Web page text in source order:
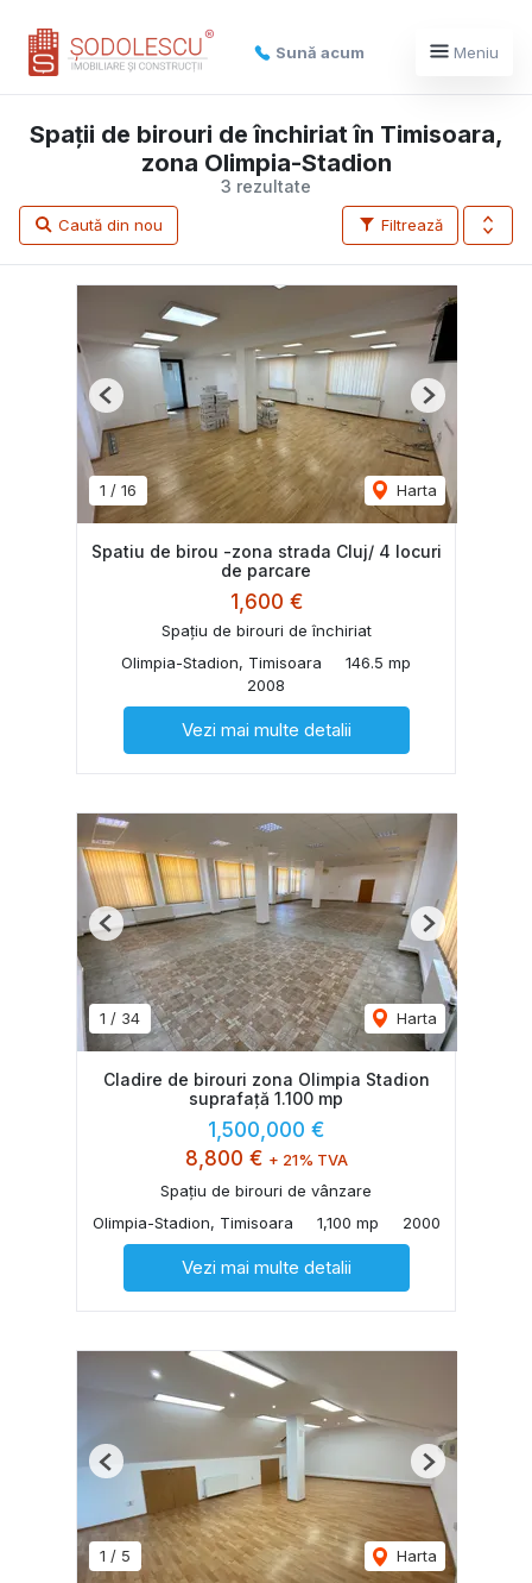
Sună acum Meniu
3 rezultate
Spații de birouri de închiriat în Timisoara,
zona Olimpia-Stadion
Filtrează
Caută din nou
1 / 16 Harta
Previous Next
Spatiu de birou -zona strada Cluj/ 4 locuri
de parcare
1,600 €
Spațiu de birouri de închiriat
Olimpia-Stadion, Timisoara
146.5 mp
2008
Vezi mai multe detalii
1 / 34 Harta
Previous Next
Cladire de birouri zona Olimpia Stadion
suprafață 1.100 mp
1,500,000 €
8,800 € + 21% TVA
Spațiu de birouri de vânzare
Olimpia-Stadion, Timisoara
1,100 mp 2000
Vezi mai multe detalii
1 / 5 Harta
Previous Next